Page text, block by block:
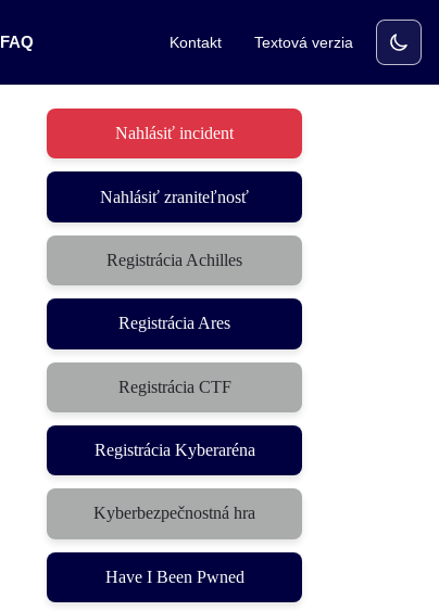
FAQ Kontakt Textová verzia
Nahlásiť incident
Nahlásiť zraniteľnosť
Registrácia Achilles
Registrácia Ares
Registrácia CTF
(otvorí sa v novom okne)
Registrácia Kyberaréna
Kyberbezpečnostná hra
(otvorí sa v novom okne)
Have I Been Pwned